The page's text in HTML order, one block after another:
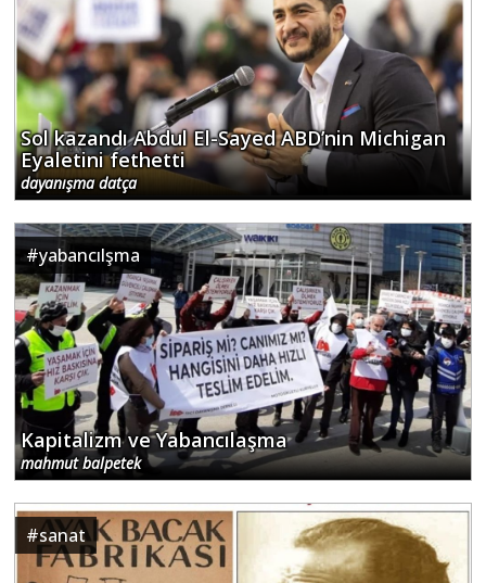
Sol kazandı Abdul El-Sayed ABD’nin Michigan
Eyaletini fethetti
dayanışma datça
#yabancılşma
Kapitalizm ve Yabancılaşma
mahmut balpetek
#sanat